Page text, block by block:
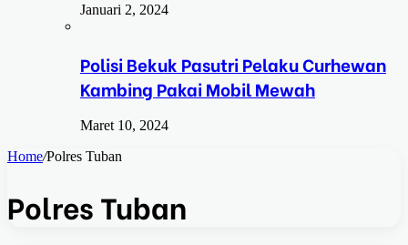
Januari 2, 2024
Polisi Bekuk Pasutri Pelaku Curhewan
Kambing Pakai Mobil Mewah
Maret 10, 2024
Home/Polres Tuban
Polres Tuban